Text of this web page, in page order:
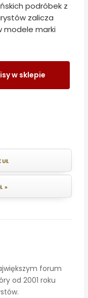
podróbek z
zalicza
modele marki
w sklepie
»
forum
od 2001 roku